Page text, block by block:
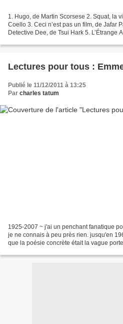
1. Hugo, de Martin Scorsese 2. Squat, la
Coello 3. Ceci n’est pas un film, de Jafar
Detective Dee, de Tsui Hark 5. L’Étrange
Lectures pour tous :
Publié le 11/12/2011 à 13:25
Par charles tatum
1925-2007 ~ j'ai un penchant fanatique
je ne connais à peu près rien. jusqu'en
que la poésie concrète était la vague